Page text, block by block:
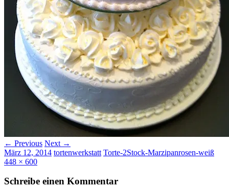
← Previous Next →
März 12, 2014 tortenwerkstatt Torte-2Stock-Marzipanrosen-weiß
448 × 600
Schreibe einen Kommentar